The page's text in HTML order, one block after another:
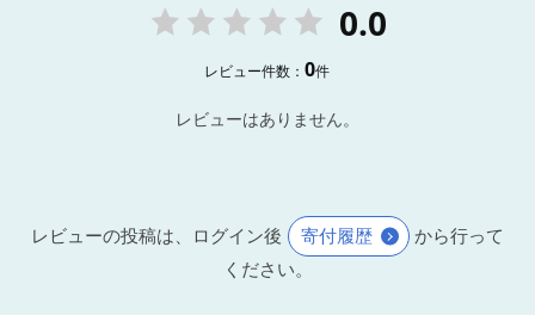
0.0
レビュー件数：0件
レビューはありません。
レビューの投稿は、ログイン後 寄付履歴
から行って
ください。